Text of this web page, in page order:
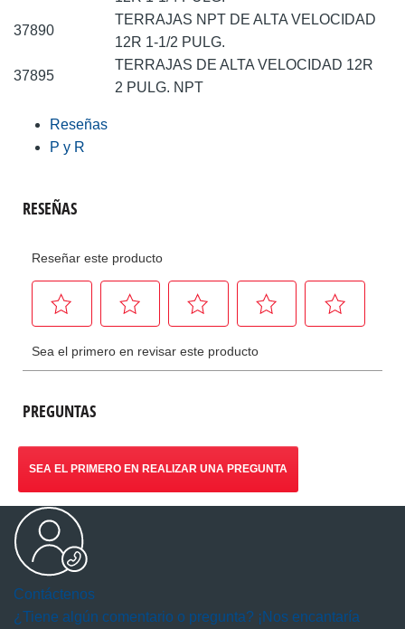
37890
TERRAJAS NPT DE ALTA VELOCIDAD
12R 1-1/2 PULG.
37895
TERRAJAS DE ALTA VELOCIDAD 12R
2 PULG. NPT
Reseñas
P y R
PREGUNTAS
SEA EL PRIMERO EN REALIZAR UNA PREGUNTA
Contáctenos
¿Tiene algún comentario o pregunta? ¡Nos encantaría